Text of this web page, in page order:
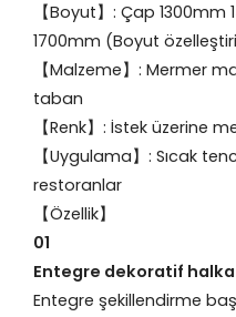
【Boyut】: Çap
1700mm (Boyut
【Malzeme】: Mermer
taban
【Renk】: İstek üzerine
【Uygulama】: Sıcak
restoranlar
【Özellik】
01
Entegre dekoratif halka
Entegre şekillendirme